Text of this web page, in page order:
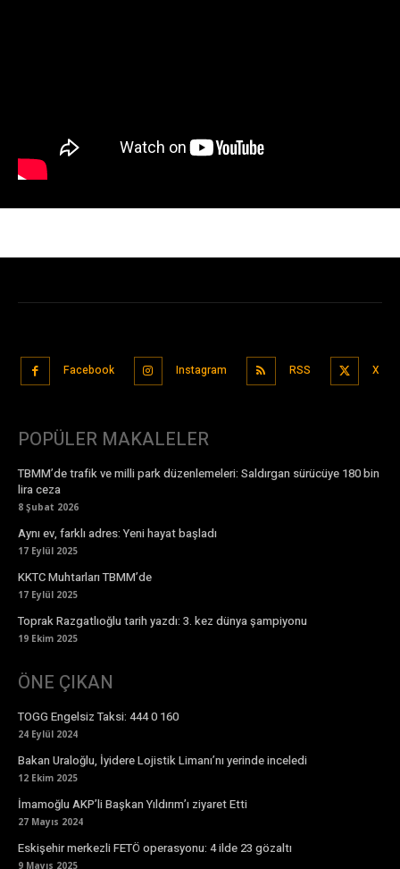
Facebook Instagram RSS X
POPÜLER MAKALELER
TBMM’de trafik ve milli park düzenlemeleri: Saldırgan sürücüye 180 bin
lira ceza
8 Şubat 2026
Aynı ev, farklı adres: Yeni hayat başladı
17 Eylül 2025
KKTC Muhtarları TBMM’de
17 Eylül 2025
Toprak Razgatlıoğlu tarih yazdı: 3. kez dünya şampiyonu
19 Ekim 2025
ÖNE ÇIKAN
TOGG Engelsiz Taksi: 444 0 160
24 Eylül 2024
Bakan Uraloğlu, İyidere Lojistik Limanı’nı yerinde inceledi
12 Ekim 2025
İmamoğlu AKP’li Başkan Yıldırım’ı ziyaret Etti
27 Mayıs 2024
Eskişehir merkezli FETÖ operasyonu: 4 ilde 23 gözaltı
9 Mayıs 2025